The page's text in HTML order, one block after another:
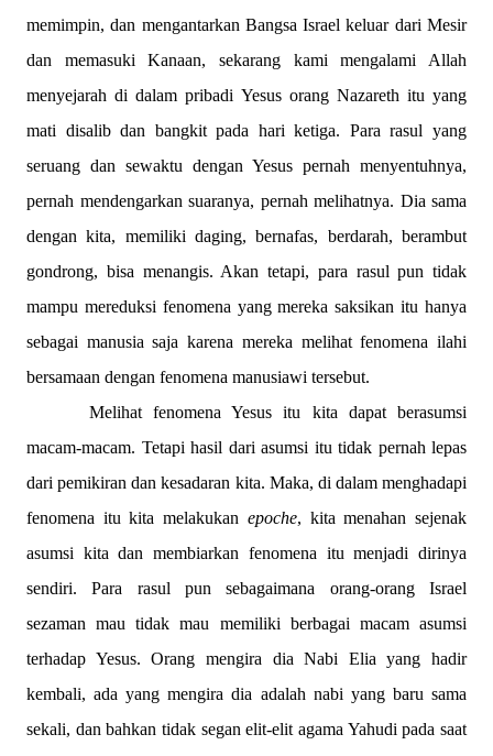
memimpin, dan mengantarkan Bangsa Israel keluar dari Mesir
dan memasuki Kanaan, sekarang kami mengalami Allah
menyejarah di dalam pribadi Yesus orang Nazareth itu yang
mati disalib dan bangkit pada hari ketiga. Para rasul yang
seruang dan sewaktu dengan Yesus pernah menyentuhnya,
pernah mendengarkan suaranya, pernah melihatnya. Dia sama
dengan kita, memiliki daging, bernafas, berdarah, berambut
gondrong, bisa menangis. Akan tetapi, para rasul pun tidak
mampu mereduksi fenomena yang mereka saksikan itu hanya
sebagai manusia saja karena mereka melihat fenomena ilahi
bersamaan dengan fenomena manusiawi tersebut.
Melihat fenomena Yesus itu kita dapat berasumsi
macam-macam. Tetapi hasil dari asumsi itu tidak pernah lepas
dari pemikiran dan kesadaran kita. Maka, di dalam menghadapi
fenomena itu kita melakukan epoche, kita menahan sejenak
asumsi kita dan membiarkan fenomena itu menjadi dirinya
sendiri. Para rasul pun sebagaimana orang-orang Israel
sezaman mau tidak mau memiliki berbagai macam asumsi
terhadap Yesus. Orang mengira dia Nabi Elia yang hadir
kembali, ada yang mengira dia adalah nabi yang baru sama
sekali, dan bahkan tidak segan elit-elit agama Yahudi pada saat